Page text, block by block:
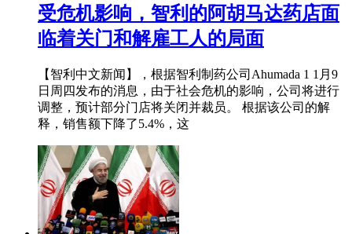
受危机影响，智利的阿胡马达药店面
临着关门和解雇工人的局面
【智利中文新闻】，根据智利制药公司Ahumada 1 1月9
日周四发布的消息，由于社会危机的影响，公司将进行
调整，预计部分门店将关闭并裁员。 根据该公司的解
释，销售额下降了5.4%，这